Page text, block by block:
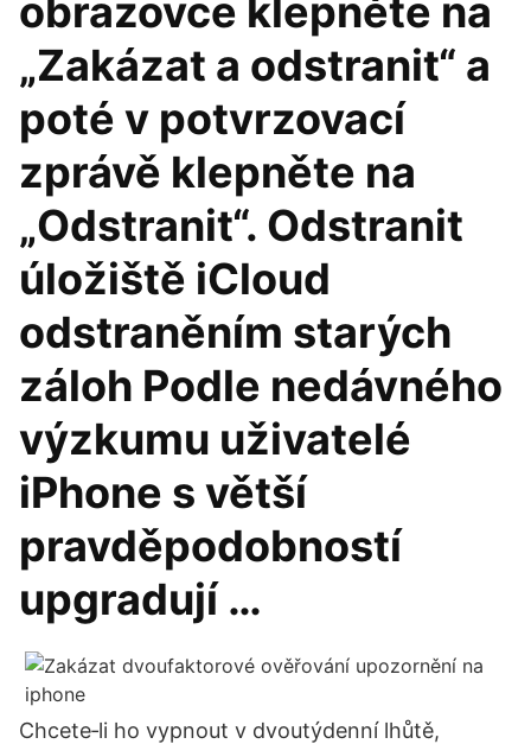
obrazovce klepněte na
„Zakázat a odstranit“ a
poté v potvrzovací
zprávě klepněte na
„Odstranit“. Odstranit
úložiště iCloud
odstraněním starých
záloh Podle nedávného
výzkumu uživatelé
iPhone s větší
pravděpodobností
upgradují …
Chcete‑li ho vypnout v dvoutýdenní lhůtě,